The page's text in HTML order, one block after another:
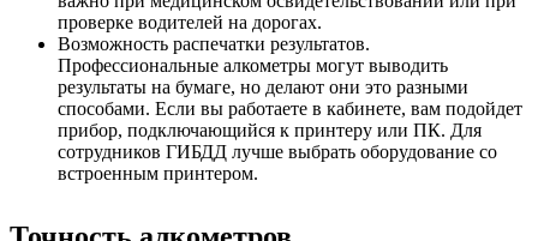
проверке водителей на дорогах.
Возможность распечатки результатов.
Профессиональные алкометры могут выводить
результаты на бумаге, но делают они это разными
способами. Если вы работаете в кабинете, вам подойдет
прибор, подключающийся к принтеру или ПК. Для
сотрудников ГИБДД лучше выбрать оборудование со
встроенным принтером.